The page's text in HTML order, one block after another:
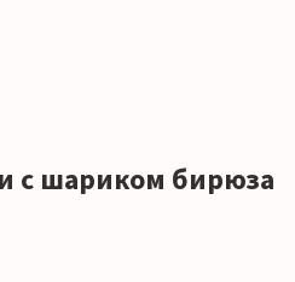
с шариком бирюза